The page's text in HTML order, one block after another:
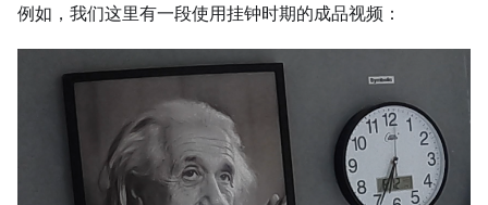
例如，我们这里有一段使用挂钟时期的成品视频：